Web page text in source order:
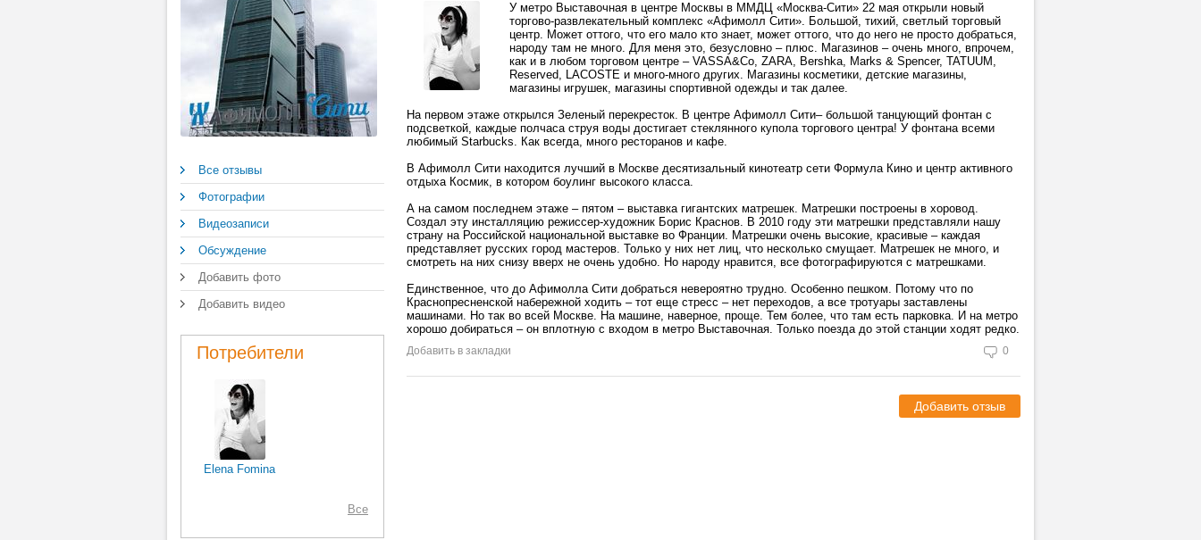
Все отзывы
Фотографии
Видеозаписи
Обсуждение
Добавить фото
Добавить видео
Потребители
Elena Fomina
Все
У метро Выставочная в центре Москвы в ММДЦ «Москва-Сити» 22 мая открыли новый
торгово-развлекательный комплекс «Афимолл Сити». Большой, тихий, светлый торговый
центр. Может оттого, что его мало кто знает, может оттого, что до него не просто добраться,
народу там не много. Для меня это, безусловно – плюс. Магазинов – очень много, впрочем,
как и в любом торговом центре – VASSA&Co, ZARA, Bershka, Marks & Spencer, TATUUM,
Reserved, LACOSTE и много-много других. Магазины косметики, детские магазины,
магазины игрушек, магазины спортивной одежды и так далее.
На первом этаже открылся Зеленый перекресток. В центре Афимолл Сити– большой танцующий фонтан с
подсветкой, каждые полчаса струя воды достигает стеклянного купола торгового центра! У фонтана всеми
любимый Starbucks. Как всегда, много ресторанов и кафе.
В Афимолл Сити находится лучший в Москве десятизальный кинотеатр сети Формула Кино и центр активного
отдыха Космик, в котором боулинг высокого класса.
А на самом последнем этаже – пятом – выставка гигантских матрешек. Матрешки построены в хоровод.
Создал эту инсталляцию режиссер-художник Борис Краснов. В 2010 году эти матрешки представляли нашу
страну на Российской национальной выставке во Франции. Матрешки очень высокие, красивые – каждая
представляет русских город мастеров. Только у них нет лиц, что несколько смущает. Матрешек не много, и
смотреть на них снизу вверх не очень удобно. Но народу нравится, все фотографируются с матрешками.
Единственное, что до Афимолла Сити добраться невероятно трудно. Особенно пешком. Потому что по
Краснопресненской набережной ходить – тот еще стресс – нет переходов, а все тротуары заставлены
машинами. Но так во всей Москве. На машине, наверное, проще. Тем более, что там есть парковка. И на метро
хорошо добираться – он вплотную с входом в метро Выставочная. Только поезда до этой станции ходят редко.
Добавить в закладки 0
Добавить отзыв